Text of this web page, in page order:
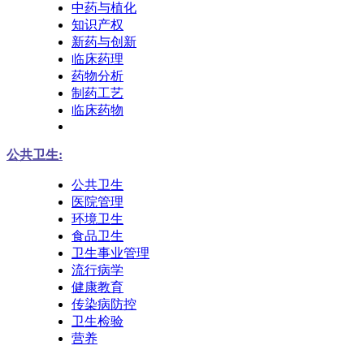
中药与植化
知识产权
新药与创新
临床药理
药物分析
制药工艺
临床药物
公共卫生:
公共卫生
医院管理
环境卫生
食品卫生
卫生事业管理
流行病学
健康教育
传染病防控
卫生检验
营养